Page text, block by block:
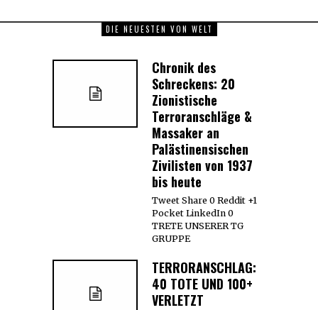
DIE NEUESTEN VON WELT
Chronik des
Schreckens: 20
Zionistische
Terroranschläge &
Massaker an
Palästinensischen
Zivilisten von 1937
bis heute
Tweet Share 0 Reddit +1
Pocket LinkedIn 0
TRETE UNSERER TG
GRUPPE
TERRORANSCHLAG:
40 TOTE UND 100+
VERLETZT